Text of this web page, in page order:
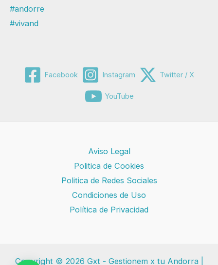
#andorre
#vivand
Facebook Instagram Twitter / X
YouTube
Aviso Legal
Politica de Cookies
Politica de Redes Sociales
Condiciones de Uso
Política de Privacidad
Copyright © 2026 Gxt - Gestionem x tu Andorra |